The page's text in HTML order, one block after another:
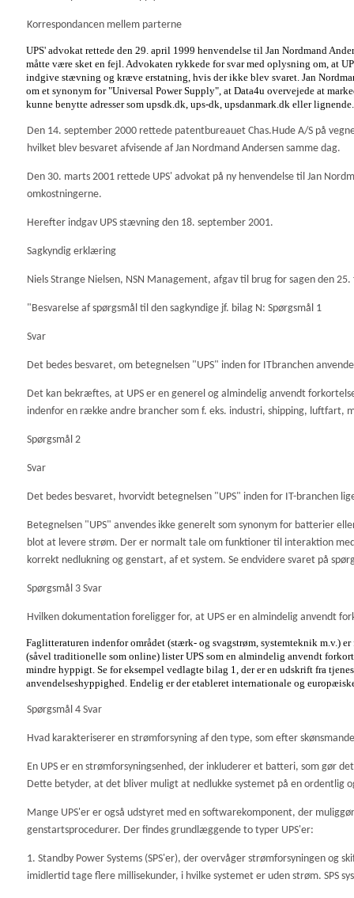
Korrespondancen mellem parterne
UPS' advokat rettede den 29. april 1999 henvendelse til Jan Nordmand
måtte være sket en fejl. Advokaten rykkede for svar med oplysning om, at
indgive stævning og kræve erstatning, hvis der ikke blev svaret. Jan
om et synonym for "Universal Power Supply", at Data4u overvejede at
kunne benytte adresser som upsdk.dk, ups-dk, upsdanmark.dk eller
Den 14. september 2000 rettede patentbureauet Chas.Hude A/S på
hvilket blev besvaret afvisende af Jan Nordmand Andersen samme dag.
Den 30. marts 2001 rettede UPS' advokat på ny henvendelse til Jan
omkostningerne.
Herefter indgav UPS stævning den 18. september 2001.
Sagkyndig erklæring
Niels Strange Nielsen, NSN Management, afgav til brug for sagen den
"Besvarelse af spørgsmål til den sagkyndige jf. bilag N: Spørgsmål 1
Svar
Det bedes besvaret, om betegnelsen "UPS" inden for ITbranchen
Det kan bekræftes, at UPS er en generel og almindelig anvendt
indenfor en række andre brancher som f. eks. industri, shipping,
Spørgsmål 2
Svar
Det bedes besvaret, hvorvidt betegnelsen "UPS" inden for IT-branchen
Betegnelsen "UPS" anvendes ikke generelt som synonym for batterier
blot at levere strøm. Der er normalt tale om funktioner til interaktion
korrekt nedlukning og genstart, af et system. Se endvidere svaret på
Spørgsmål 3 Svar
Hvilken dokumentation foreligger for, at UPS er en almindelig anvendt
Faglitteraturen indenfor området (stærk- og svagstrøm, systemteknik m.v.)
(såvel traditionelle som online) lister UPS som en almindelig anvendt
mindre hyppigt. Se for eksempel vedlagte bilag 1, der er en udskrift fra
anvendelseshyppighed. Endelig er der etableret internationale og
Spørgsmål 4 Svar
Hvad karakteriserer en strømforsyning af den type, som efter
En UPS er en strømforsyningsenhed, der inkluderer et batteri, som gør
Dette betyder, at det bliver muligt at nedlukke systemet på en ordentlig
Mange UPS'er er også udstyret med en softwarekomponent, der
genstartsprocedurer. Der findes grundlæggende to typer UPS'er:
1. Standby Power Systems (SPS'er), der overvåger strømforsyningen
imidlertid tage flere millisekunder, i hvilke systemet er uden strøm. SPS